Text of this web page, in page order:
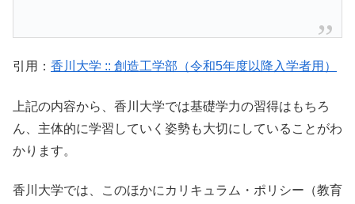
引用： 香川大学 :: 創造工学部（令和5年度以降入学者用）
上記の内容から、香川大学では基礎学力の習得はもちろ
ん、主体的に学習していく姿勢も大切にしていることがわ
かります。
香川大学では、このほかにカリキュラム・ポリシー（教育